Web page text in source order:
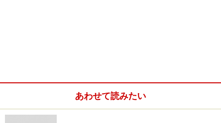
■画家総索引へ
※記事内容は執筆時点のものです。最新の内容をご確認くださ
い。
あわせて読みたい